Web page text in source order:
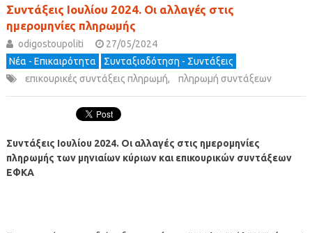
Συντάξεις Ιουλίου 2024. Οι αλλαγές στις
ημερομηνίες πληρωμής
odigostoupoliti
27/05/2024
Νέα - Επικαιρότητα
Συνταξιοδότηση - Συντάξεις
επικουρικές συντάξεις πληρωμή, πληρωμή συντάξεων
Συντάξεις Ιουλίου 2024. Οι αλλαγές στις ημερομηνίες
πληρωμής των μηνιαίων κύριων και επικουρικών συντάξεων
ΕΦΚΑ